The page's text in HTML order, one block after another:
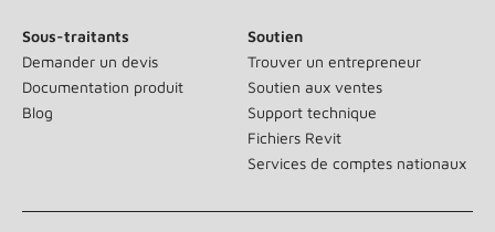
Sous-traitants
Demander un devis
Documentation produit
Blog
Soutien
Trouver un entrepreneur
Soutien aux ventes
Support technique
Fichiers Revit
Services de comptes nationaux